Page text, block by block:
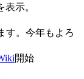
示。
す。今年もよろ
開始